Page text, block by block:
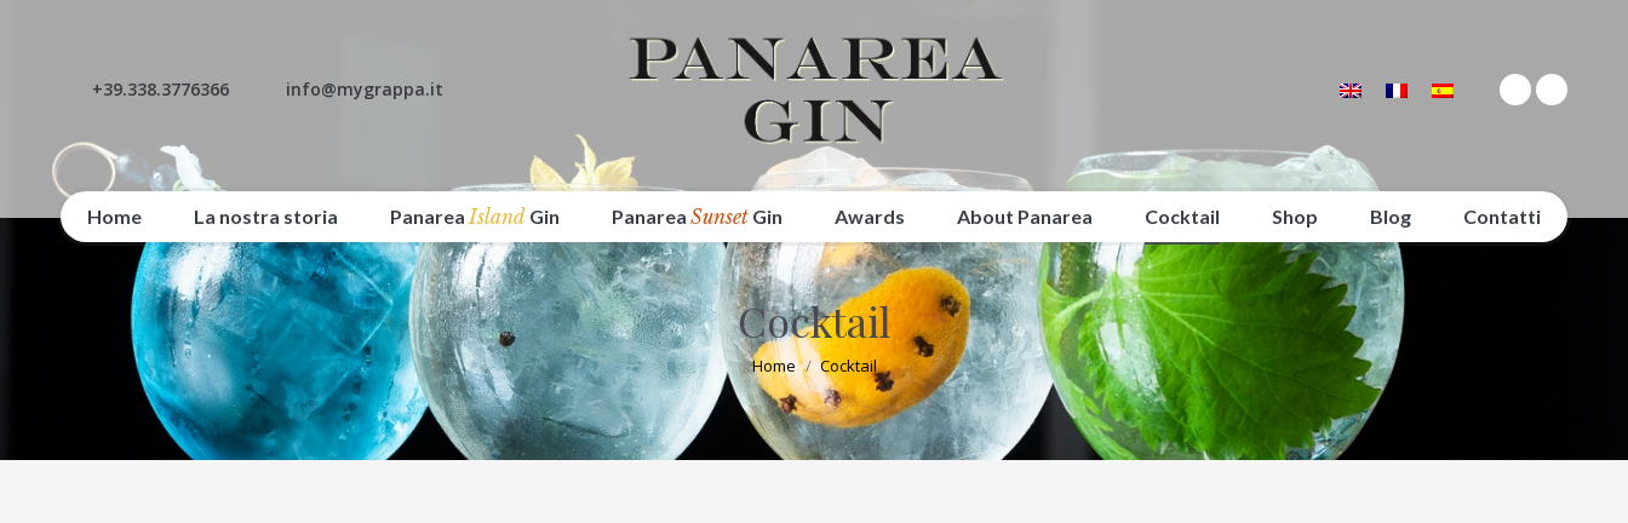
+39.338.3776366 info@mygrappa.it
Home La nostra storia Panarea IslandGin Panarea SunsetGin Awards About Panarea Cocktail Shop Blog Contatti
Cocktail
Tu sei qui:
Home Cocktail